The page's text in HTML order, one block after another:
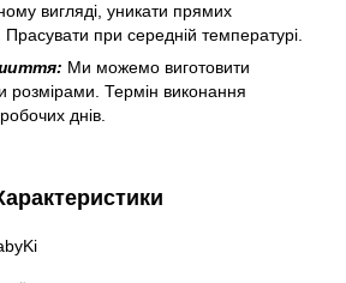
вигляді, уникати прямих
при середній температурі.
Ми можемо виготовити
розмірами. Термін виконання
днів.